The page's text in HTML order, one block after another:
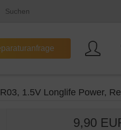
1.5V Longlife Power,
9,90